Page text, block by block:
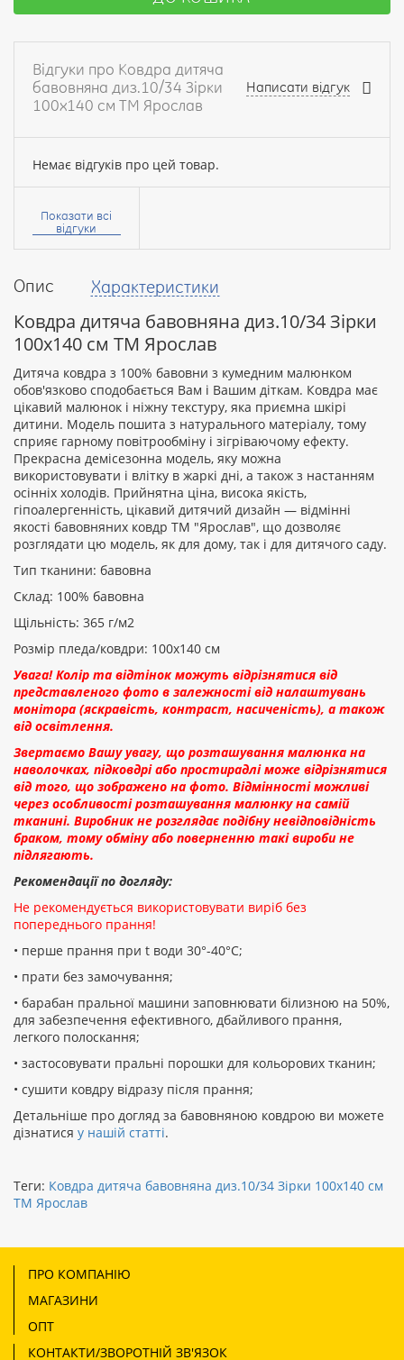
Опис Характеристики
Ковдра дитяча бавовняна диз.10/34 Зірки
100х140 см ТМ Ярослав
Дитяча ковдра з 100% бавовни з кумедним малюнком
обов'язково сподобається Вам і Вашим діткам. Ковдра має
цікавий малюнок і ніжну текстуру, яка приємна шкірі
дитини. Модель пошита з натурального матеріалу, тому
сприяє гарному повітрообміну і зігріваючому ефекту.
Прекрасна демісезонна модель, яку можна
використовувати і влітку в жаркі дні, а також з настанням
осінніх холодів. Прийнятна ціна, висока якість,
гіпоалергенність, цікавий дитячий дизайн — відмінні
якості бавовняних ковдр ТМ "Ярослав", що дозволяє
розглядати цю модель, як для дому, так і для дитячого саду.
Тип тканини: бавовна
Склад: 100% бавовна
Щільність: 365 г/м2
Розмір пледа/ковдри: 100х140 см
Увага! Колір та відтінок можуть відрізнятися від
представленого фото в залежності від налаштувань
монітора (яскравість, контраст, насиченість), а також
від освітлення.
Звертаємо Вашу увагу, що розташування малюнка на
наволочках, підковдрі або простирадлі може відрізнятися
від того, що зображено на фото. Відмінності можливі
через особливості розташування малюнку на самій
тканині. Виробник не розглядає подібну невідповідність
браком, тому обміну або поверненню такі вироби не
підлягають.
Рекомендації по догляду:
Не рекомендується використовувати виріб без
попереднього прання!
• перше прання при t води 30°-40°C;
• прати без замочування;
• барабан пральної машини заповнювати білизною на 50%,
для забезпечення ефективного, дбайливого прання,
легкого полоскання;
• застосовувати пральні порошки для кольорових тканин;
• сушити ковдру відразу після прання;
Детальніше про догляд за бавовняною ковдрою ви можете
дізнатися у нашій статті.
Відгуки про Ковдра дитяча
бавовняна диз.10/34 Зірки
100х140 см ТМ Ярослав
Написати відгук
Немає відгуків про цей товар.
Ваше
Ваш
Рейтинг:
ПРОДОВЖИТИ
Показати всі
відгуки
Теги: Ковдра дитяча бавовняна диз.10/34 Зірки 100х140 см
ТМ Ярослав
ПРО КОМПАНІЮ
МАГАЗИНИ
ОПТ
КОНТАКТИ/ЗВОРОТНІЙ ЗВ'ЯЗОК